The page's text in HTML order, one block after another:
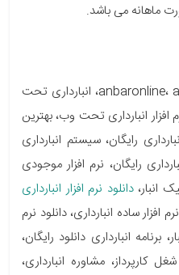
ماهانه می باشد.
انبار انلاین، انبار آنلاین، anbaronline، anbardari، انبارداری تحت
انبارداری تحت وب، بهترین
رایگان، سیستم انبارداری
رایگان، نرم افزار موجودی
انبار،دانلود نرم افزار انبارداری
افزار ساده انبارداری، دانلود نرم
برنامه انبارداری دانلود رایگان،
کارپرداز، مشاوره انبارداری،